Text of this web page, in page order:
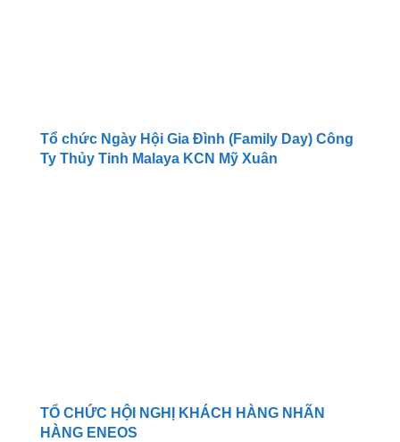
Tổ chức Ngày Hội Gia Đình (Family Day) Công
Ty Thủy Tinh Malaya KCN Mỹ Xuân
TỔ CHỨC HỘI NGHỊ KHÁCH HÀNG NHÃN
HÀNG ENEOS